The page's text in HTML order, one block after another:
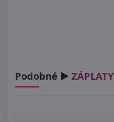
Podobné ► ZÁPLATY